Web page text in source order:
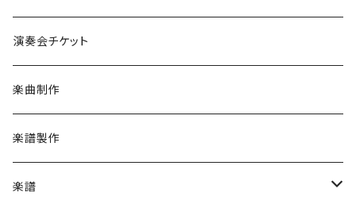
ワクワクしたい時に
車のBGMに
幸せを引き寄せたい時に
部屋でゆっくりしたい時に
ケルティックハープ（アイリッシュハープ）
ハープ（ヴァーチャル音源）
ストリングス（弦楽器・ヴァーチャル音源）
アイリッシュフルート
with 安生正人
ヴォーカル
Soundtrack サウンドトラック
演奏会チケット
楽曲制作
楽譜製作
楽譜